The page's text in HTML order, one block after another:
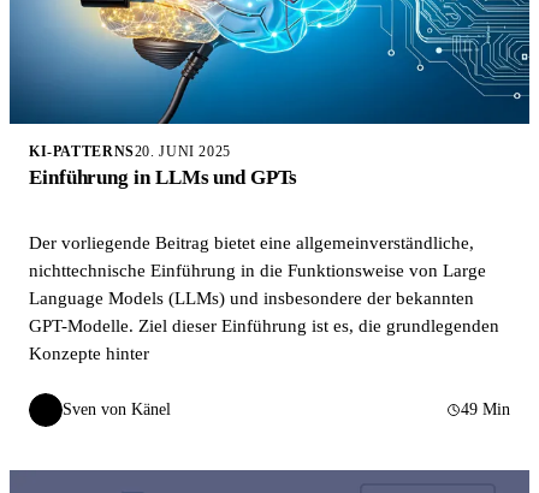
KI-PATTERNS20. JUNI 2025
Einführung in LLMs und GPTs
Der vorliegende Beitrag bietet eine allgemeinverständliche,
nichttechnische Einführung in die Funktionsweise von Large
Language Models (LLMs) und insbesondere der bekannten
GPT-Modelle. Ziel dieser Einführung ist es, die grundlegenden
Konzepte hinter
Sven von Känel 49 Min